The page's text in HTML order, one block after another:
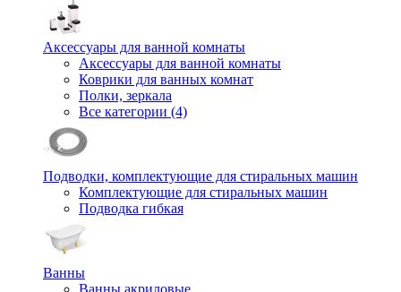
Аксессуары для ванной комнаты
Аксессуары для ванной комнаты
Коврики для ванных комнат
Полки, зеркала
Все категории (4)
Подводки, комплектующие для стиральных машин
Комплектующие для стиральных машин
Подводка гибкая
Ванны
Ванны акриловые